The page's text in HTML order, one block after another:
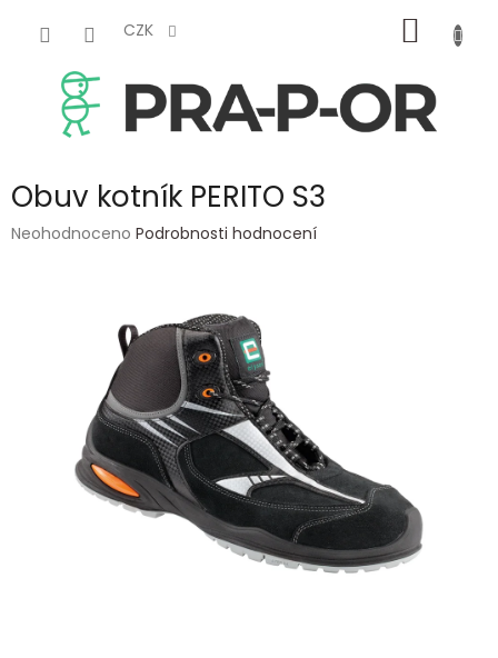
CZK
KOŠÍK
Obuv kotník PERITO S3
Průměrné
Neohodnoceno Podrobnosti hodnocení